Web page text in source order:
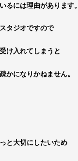
るには理由があります。
タジオですので
け入れてしまうと
かになりかねません。
と大切にしたいため